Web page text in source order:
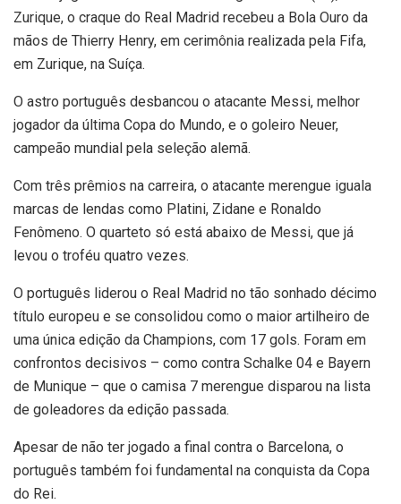
Zurique, o craque do Real Madrid recebeu a Bola Ouro da
mãos de Thierry Henry, em cerimônia realizada pela Fifa,
em Zurique, na Suíça.
O astro português desbancou o atacante Messi, melhor
jogador da última Copa do Mundo, e o goleiro Neuer,
campeão mundial pela seleção alemã.
Com três prêmios na carreira, o atacante merengue iguala
marcas de lendas como Platini, Zidane e Ronaldo
Fenômeno. O quarteto só está abaixo de Messi, que já
levou o troféu quatro vezes.
O português liderou o Real Madrid no tão sonhado décimo
título europeu e se consolidou como o maior artilheiro de
uma única edição da Champions, com 17 gols. Foram em
confrontos decisivos – como contra Schalke 04 e Bayern
de Munique – que o camisa 7 merengue disparou na lista
de goleadores da edição passada.
Apesar de não ter jogado a final contra o Barcelona, o
português também foi fundamental na conquista da Copa
do Rei.